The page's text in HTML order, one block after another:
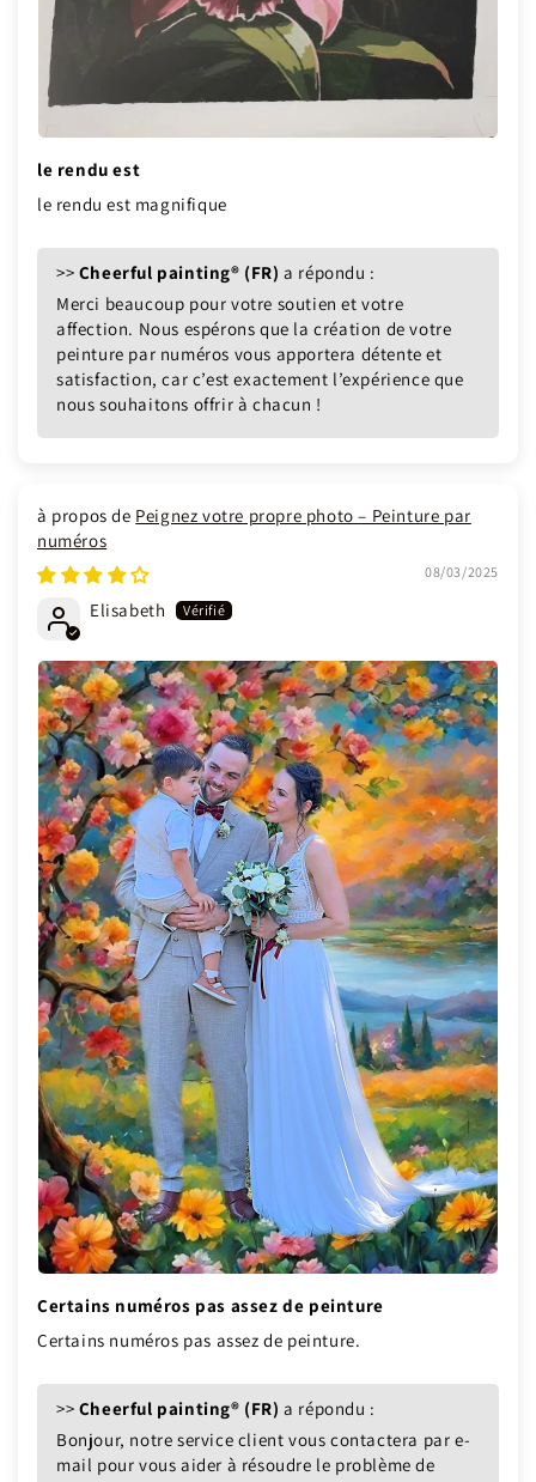
le rendu est
le rendu est magnifique
>> Cheerful painting® (FR) a répondu :
Merci beaucoup pour votre soutien et votre
affection. Nous espérons que la création de votre
peinture par numéros vous apportera détente et
satisfaction, car c’est exactement l’expérience que
nous souhaitons offrir à chacun !
Peignez votre propre photo – Peinture par
numéros
08/03/2025
Elisabeth
Certains numéros pas assez de peinture
Certains numéros pas assez de peinture.
>> Cheerful painting® (FR) a répondu :
Bonjour, notre service client vous contactera par e-
mail pour vous aider à résoudre le problème de